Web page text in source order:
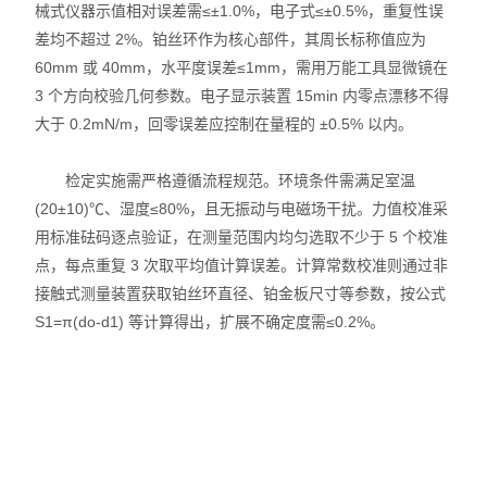
TOF相机（Time of Flight）
械式仪器示值相对误差需≤±1.0%，电子式≤±0.5%，重复性误
差均不超过 2%。铂丝环作为核心部件，其周长标称值应为
60mm 或 40mm，水平度误差≤1mm，需用万能工具显微镜在
3 个方向校验几何参数。电子显示装置 15min 内零点漂移不得
大于 0.2mN/m，回零误差应控制在量程的 ±0.5% 以内。​
检定实施需严格遵循流程规范。环境条件需满足室温
(20±10)℃、湿度≤80%，且无振动与电磁场干扰。力值校准采
用标准砝码逐点验证，在测量范围内均匀选取不少于 5 个校准
点，每点重复 3 次取平均值计算误差。计算常数校准则通过非
接触式测量装置获取铂丝环直径、铂金板尺寸等参数，按公式
S1=π(do-d1) 等计算得出，扩展不确定度需≤0.2%。​